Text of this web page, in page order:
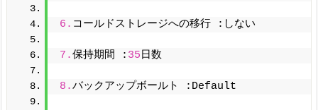
6. コールドストレージへの移行 :しない
7.保持期間 : 35 日数
8.バックアップボールト :Default